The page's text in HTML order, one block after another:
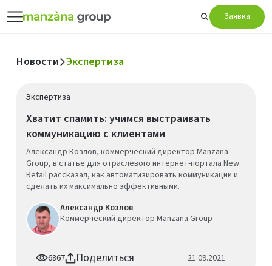
Заявка
Новости Экспертиза
Экспертиза
Хватит спамить: учимся выстраивать
коммуникацию с клиентами
Александр Козлов, коммерческий директор Manzana
Group, в статье для отраслевого интернет-портала New
Retail рассказал, как автоматизировать коммуникации и
сделать их максимально эффективными.
Александр Козлов
Коммерческий директор Manzana Group
6867 Поделиться 21.09.2021